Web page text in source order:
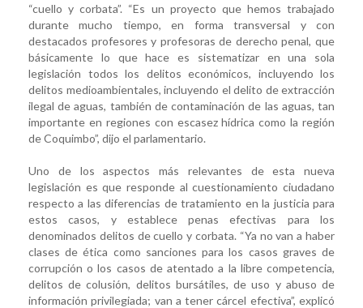
“cuello y corbata”. “Es un proyecto que hemos trabajado
durante mucho tiempo, en forma transversal y con
destacados profesores y profesoras de derecho penal, que
básicamente lo que hace es sistematizar en una sola
legislación todos los delitos económicos, incluyendo los
delitos medioambientales, incluyendo el delito de extracción
ilegal de aguas, también de contaminación de las aguas, tan
importante en regiones con escasez hídrica como la región
de Coquimbo”, dijo el parlamentario.
Uno de los aspectos más relevantes de esta nueva
legislación es que responde al cuestionamiento ciudadano
respecto a las diferencias de tratamiento en la justicia para
estos casos, y establece penas efectivas para los
denominados delitos de cuello y corbata. “Ya no van a haber
clases de ética como sanciones para los casos graves de
corrupción o los casos de atentado a la libre competencia,
delitos de colusión, delitos bursátiles, de uso y abuso de
información privilegiada; van a tener cárcel efectiva”, explicó